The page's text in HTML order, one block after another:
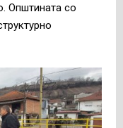
Општината со